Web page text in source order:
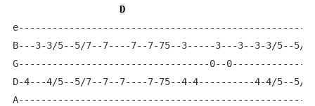
D
B---3-3/5--5/7--7----7--7-75--3-----3---3--3-3/5--
G----------------------------------0--
D-4---4/5--5/7--7--7----7-75--4-4----------4-4/5--5/